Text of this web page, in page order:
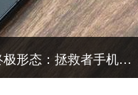
，大屏生产力拉满